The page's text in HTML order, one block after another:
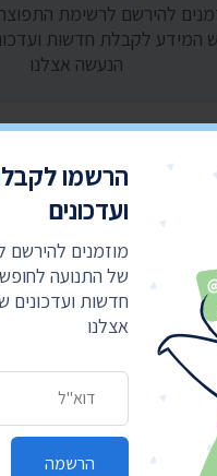
הרשמו
ועדכונים
מוזמנים
של התנועה
חדשות ועדכונים
אצלנו
הרשמה
להירשם לרשימת
המידע לקבלת חדשות
הנעשה אצלנו
דואר אלקטרוני
הרשמה